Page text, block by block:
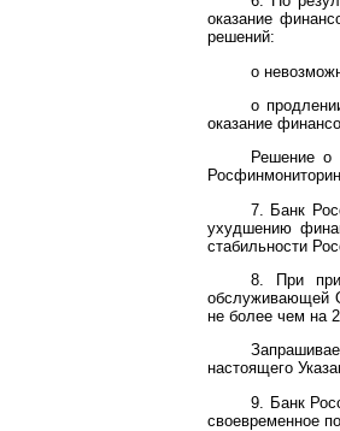
оказание
решений:
о
о
оказание
Решение о
7. Банк
ухудшению
стабильности
8. При
обслуживающей
не более чем на
настоящего
9. Банк
своевременное